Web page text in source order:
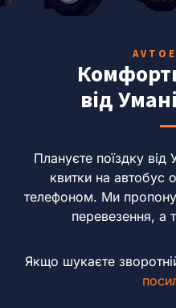
від
Плануєте поїздку від
квитки на автобус
телефоном. Ми
перевезення, а
Якщо шукаєте